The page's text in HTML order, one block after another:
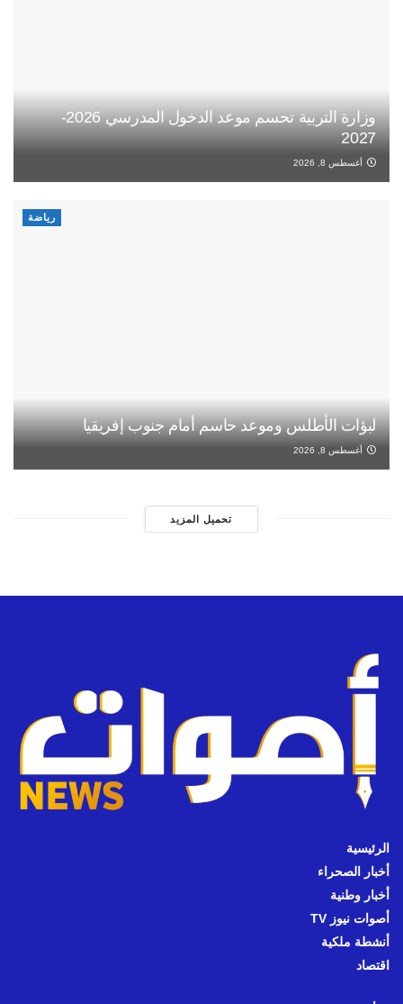
وزارة التربية تحسم موعد الدخول المدرسي 2026-
2027
أغسطس 8, 2026
رياضة
لبؤات الأطلس وموعد حاسم أمام جنوب إفريقيا
أغسطس 8, 2026
تحميل المزيد
الرئيسية
أخبار الصحراء
أخبار وطنية
أصوات نيوز TV
أنشطة ملكية
اقتصاد